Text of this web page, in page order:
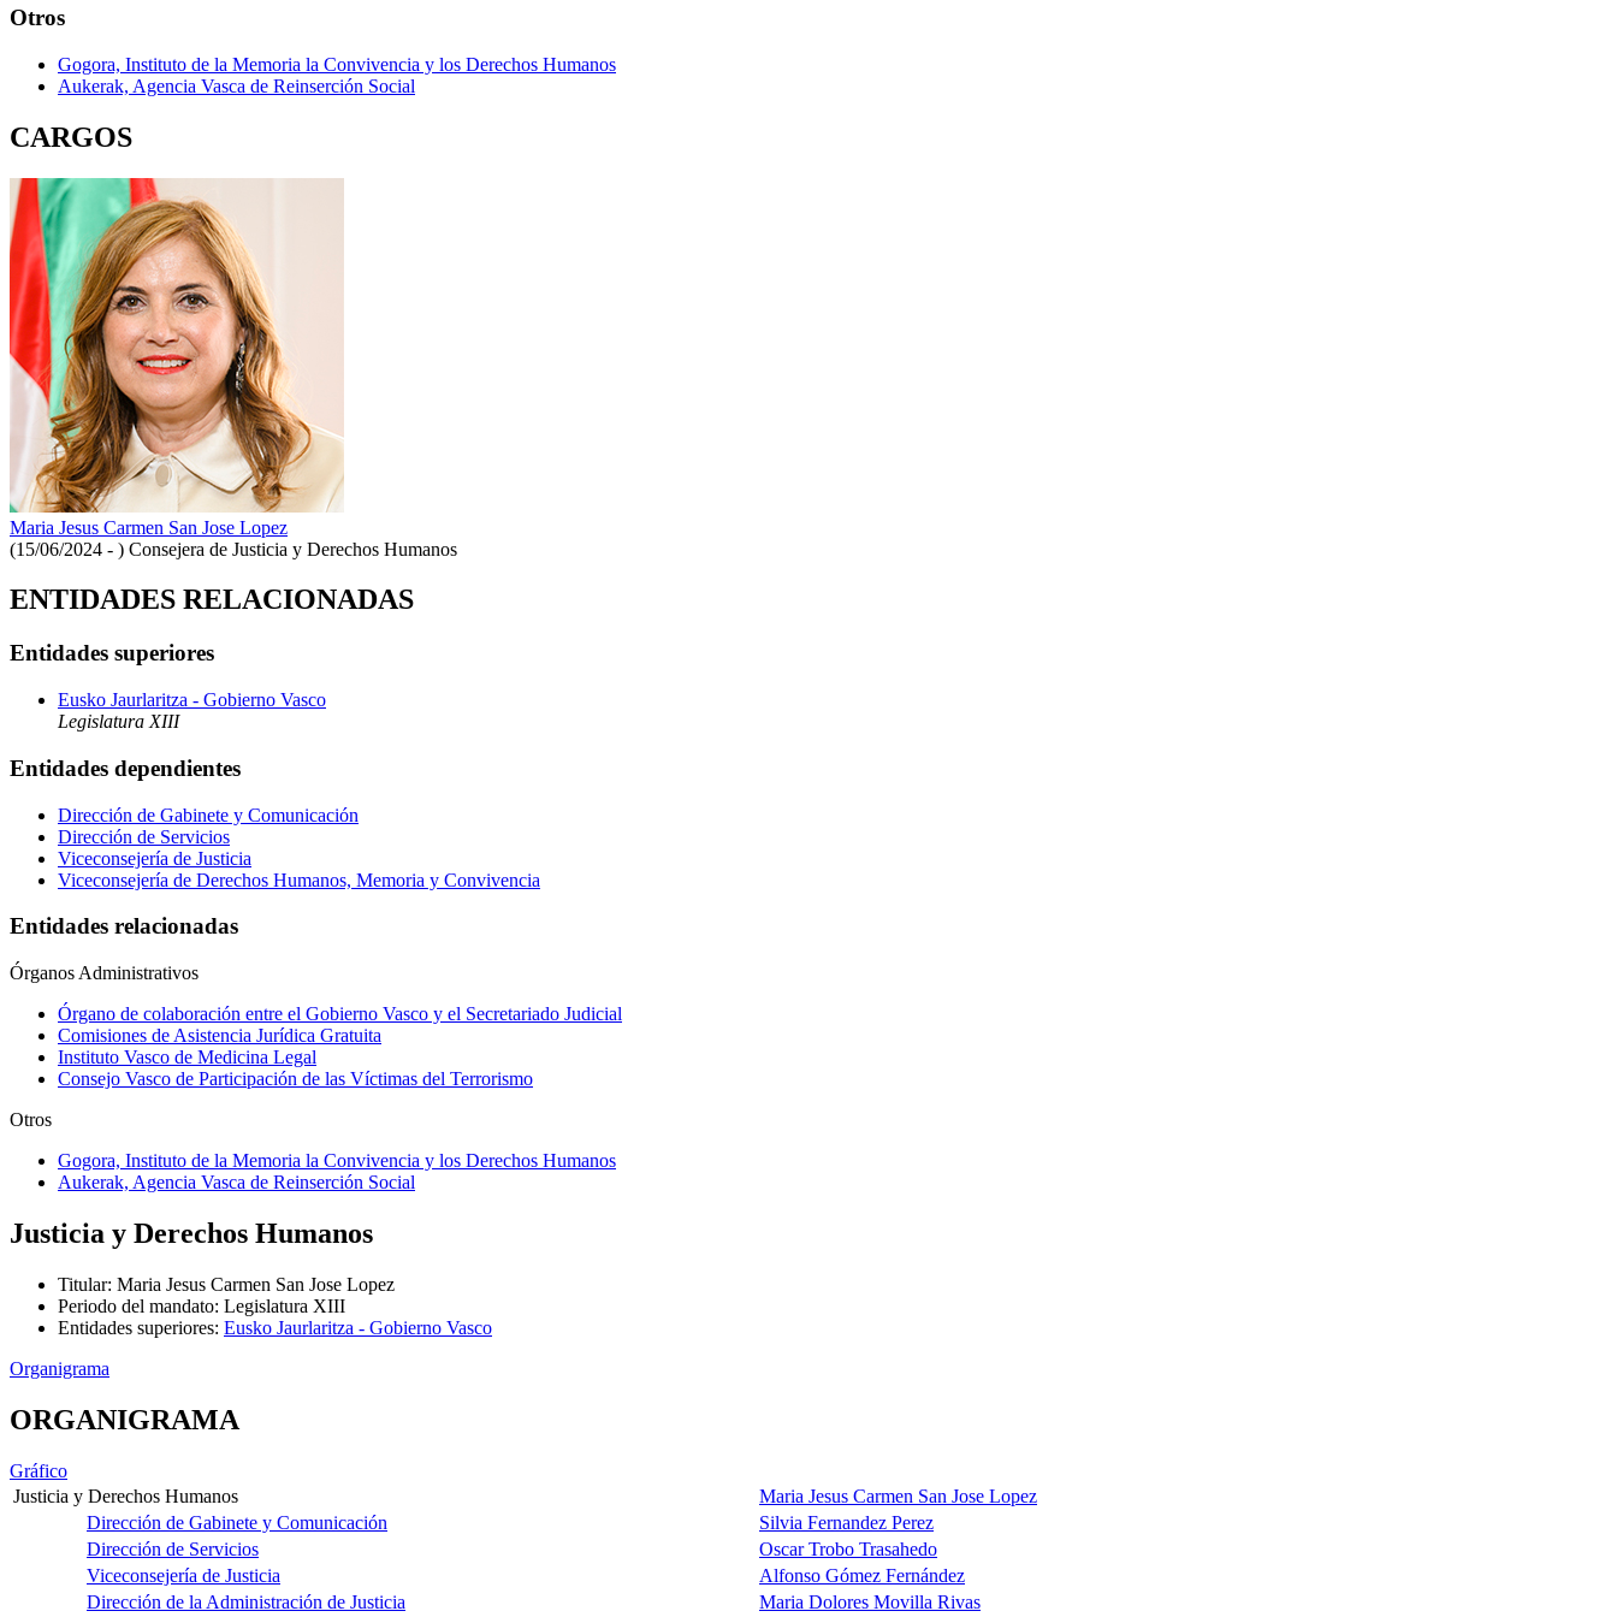
Otros
Gogora, Instituto de la Memoria la Convivencia y los Derechos Humanos
Aukerak, Agencia Vasca de Reinserción Social
CARGOS
Maria Jesus Carmen San Jose Lopez
(15/06/2024 - ) Consejera de Justicia y Derechos Humanos
ENTIDADES RELACIONADAS
Entidades superiores
Eusko Jaurlaritza - Gobierno Vasco
Legislatura XIII
Entidades dependientes
Dirección de Gabinete y Comunicación
Dirección de Servicios
Viceconsejería de Justicia
Viceconsejería de Derechos Humanos, Memoria y Convivencia
Entidades relacionadas
Órganos Administrativos
Órgano de colaboración entre el Gobierno Vasco y el Secretariado Judicial
Comisiones de Asistencia Jurídica Gratuita
Instituto Vasco de Medicina Legal
Consejo Vasco de Participación de las Víctimas del Terrorismo
Otros
Gogora, Instituto de la Memoria la Convivencia y los Derechos Humanos
Aukerak, Agencia Vasca de Reinserción Social
Justicia y Derechos Humanos
Titular: Maria Jesus Carmen San Jose Lopez
Periodo del mandato: Legislatura XIII
Entidades superiores: Eusko Jaurlaritza - Gobierno Vasco
Organigrama
ORGANIGRAMA
Gráfico
Justicia y Derechos Humanos
Maria Jesus Carmen San Jose Lopez
Dirección de Gabinete y Comunicación
Silvia Fernandez Perez
Dirección de Servicios
Oscar Trobo Trasahedo
Viceconsejería de Justicia
Alfonso Gómez Fernández
Dirección de la Administración de Justicia
Maria Dolores Movilla Rivas